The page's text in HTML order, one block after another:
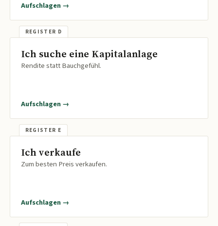
Aufschlagen →
Ich suche eine Kapitalanlage
Rendite statt Bauchgefühl.
Aufschlagen →
Ich verkaufe
Zum besten Preis verkaufen.
Aufschlagen →